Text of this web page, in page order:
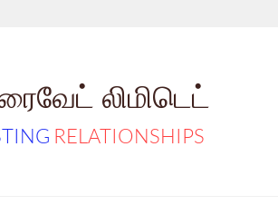
லிமிடெட்
RELATIONSHIPS